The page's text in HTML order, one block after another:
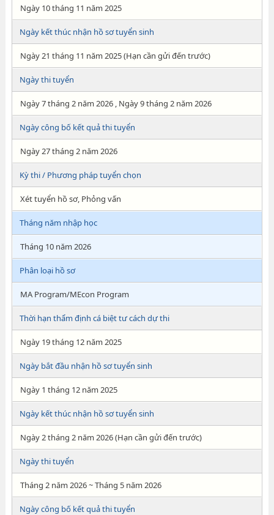
Ngày 10 tháng 11 năm 2025
Ngày kết thúc nhận hồ sơ tuyển sinh
Ngày 21 tháng 11 năm 2025 (Hạn cần gửi đến trước)
Ngày thi tuyển
Ngày 7 tháng 2 năm 2026 , Ngày 9 tháng 2 năm 2026
Ngày công bố kết quả thi tuyển
Ngày 27 tháng 2 năm 2026
Kỳ thi / Phương pháp tuyển chọn
Xét tuyển hồ sơ, Phỏng vấn
Tháng năm nhập học
Tháng 10 năm 2026
Phân loại hồ sơ
MA Program/MEcon Program
Thời hạn thẩm định cá biệt tư cách dự thi
Ngày 19 tháng 12 năm 2025
Ngày bắt đầu nhận hồ sơ tuyển sinh
Ngày 1 tháng 12 năm 2025
Ngày kết thúc nhận hồ sơ tuyển sinh
Ngày 2 tháng 2 năm 2026 (Hạn cần gửi đến trước)
Ngày thi tuyển
Tháng 2 năm 2026 ~ Tháng 5 năm 2026
Ngày công bố kết quả thi tuyển